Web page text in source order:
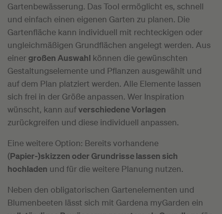
Gartenbewässerung. Das Tool ermöglicht es, schnell
und einfach einen eigenen Garten zu planen. Die
Gartenfläche kann individuell mit rechteckigen oder
ungleichmäßigen Grundflächen angelegt werden. Aus
einer großen Auswahl können die gewünschten
Gestaltungselemente und Pflanzen ausgewählt und
auf dem Plan platziert werden. Alle Elemente lassen
sich frei in der Größe anpassen. Wer Inspiration
wünscht, kann aufverschiedene Vorlagen
zurückgreifen und diese individuell anpassen.
Eine weitere Option: Bereits vorhandene
(Papier-)skizzen oder Grundrisse lassen sich
hochladen und für die weitere Planung nutzen.
Neben den obligatorischen Gartenelementen und
Blumenbeeten lässt sich mit Gardena myGarden ein